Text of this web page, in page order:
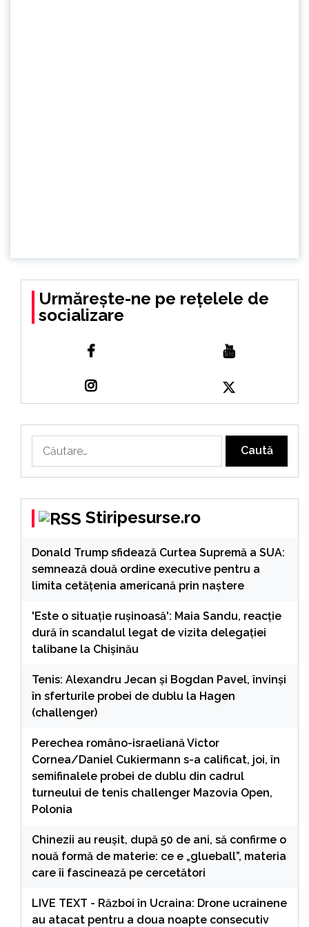
Urmărește-ne pe rețelele de
socializare
după:
Stiripesurse.ro
Donald Trump sfidează Curtea Supremă a SUA:
semnează două ordine executive pentru a
limita cetățenia americană prin naștere
'Este o situație rușinoasă': Maia Sandu, reacție
dură în scandalul legat de vizita delegației
talibane la Chișinău
Tenis: Alexandru Jecan şi Bogdan Pavel, învinşi
în sferturile probei de dublu la Hagen
(challenger)
Perechea româno-israeliană Victor
Cornea/Daniel Cukiermann s-a calificat, joi, în
semifinalele probei de dublu din cadrul
turneului de tenis challenger Mazovia Open,
Polonia
Chinezii au reușit, după 50 de ani, să confirme o
nouă formă de materie: ce e „glueball”, materia
care îi fascinează pe cercetători
LIVE TEXT - Război în Ucraina: Drone ucrainene
au atacat pentru a doua noapte consecutiv